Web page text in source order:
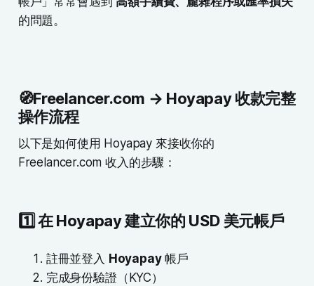
的問題。
🧭Freelancer.com → Hoyapay 收款完整
操作流程
以下是如何使用 Hoyapay 來接收你的
Freelancer.com 收入的步驟：
1️⃣ 在 Hoyapay 建立你的 USD 美元帳戶
註冊並登入 Hoyapay帳戶
完成身份驗證（KYC）